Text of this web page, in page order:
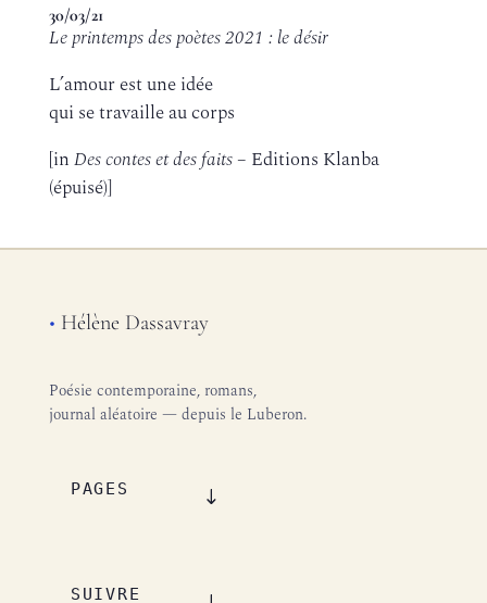
30/03/21
Le printemps des poètes 2021 : le désir
L’amour est une idée
qui se travaille au corps
[inDes contes et des faits– Editions Klanba
(épuisé)]
• Hélène Dassavray
Poésie contemporaine, romans,
journal aléatoire — depuis le Luberon.
PAGES
SUIVRE